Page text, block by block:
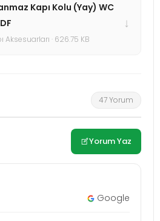
Kapı Kolu (Yay) WC
Aksesuarları · 626.75 KB
↓
47 Yorum
Yorum Yaz
Google